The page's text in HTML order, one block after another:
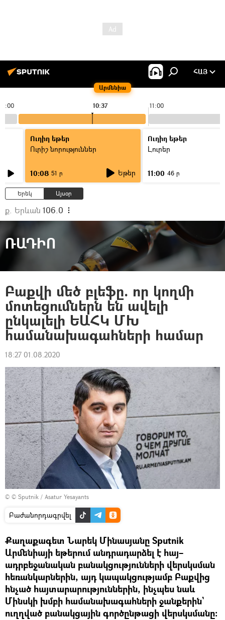
Արմենիա
ՀԱՅ
11:00
10:37
Ուղիղ եթեր
Ուրիշ նորություններ
10:08 51 ր Եթեր
Ուղիղ եթեր
Լուրեր
11:00 46 ր
Երեկ Այսօր
ք. Երևան 106.0
ՌԱԴԻՈ
Բաքվի մեծ բլեֆը. որ կողմի
մոտեցումներն են ավելի
ընկալելի ԵԱՀԿ ՄԽ
համանախագահների համար
18:27 01.08.2020
© © Sputnik / Asatur Yesayants
Բաժանորդագրվել
Քաղաքագետ Նարեկ Մինասյանը Sputnik
Արմենիայի եթերում անդրադարձել է հայ–
ադրբեջանական բանակցությունների վերսկսման
հեռանկարներին, այդ կապակցությամբ Բաքվից
հնչած հայտարարություններին, ինչպես նաև
Մինսկի խմբի համանախագահների ջանքերին`
ուղղված բանակցային գործընթացի վերսկսմանը։